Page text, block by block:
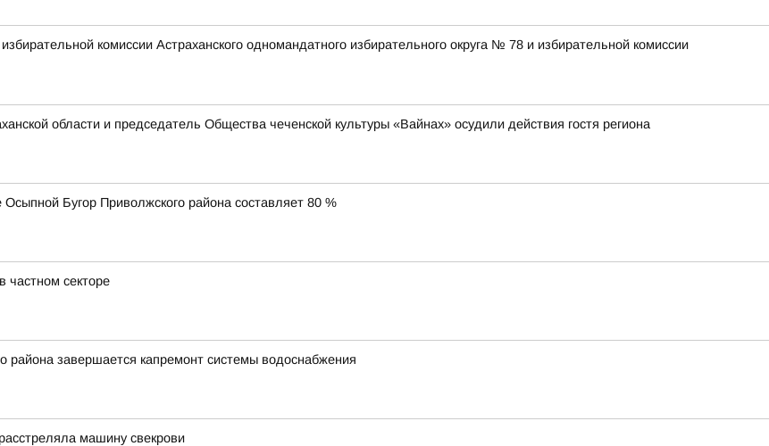
комиссии Астраханского одномандатного избирательного округа № 78 и избирательной комиссии
области и председатель Общества чеченской культуры «Вайнах» осудили действия гостя региона
Бугор Приволжского района составляет 80 %
частном секторе
завершается капремонт системы водоснабжения
машину свекрови